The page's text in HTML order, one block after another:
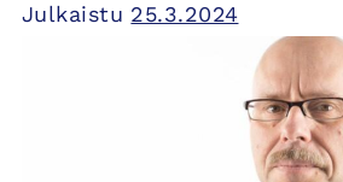
Julkaistu 25.3.2024